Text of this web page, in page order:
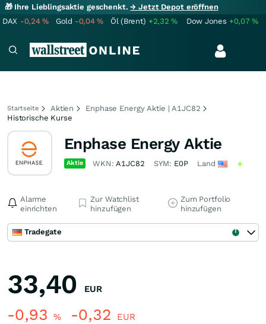
🎁 Ihre Lieblingsaktie geschenkt.→ Jetzt Depot eröffnen
DAX -0,24% Gold -0,04% Öl (Brent) +2,32% Dow Jones +0,07%
Startseite Aktien
Enphase Energy Aktie | A1JC82
Historische Kurse
Enphase Energy Aktie
Aktie WKN:A1JC82 SYM: E0P Land
Alarme
einrichten
Zur Watchlist
hinzufügen
Zum Portfolio
hinzufügen
Tradegate
33,40 EUR
-0,93 % -0,32 EUR